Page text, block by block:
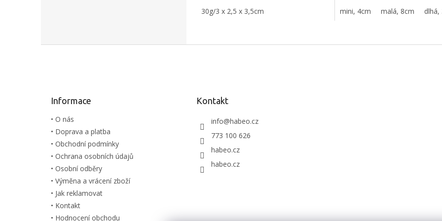
vlasec) Extra silný drát, krmítko se
30g/3 x 2,5 x 3,5cm mini, 4cm malá, 8cm dlhá,
v
Informace
• O nás
• Doprava a platba
• Obchodní podmínky
• Ochrana osobních údajů
• Osobní odběry
• Výměna a vrácení zboží
• Jak reklamovat
• Kontakt
• Hodnocení obchodu
Kontakt
info@habeo.cz
773 100 626
habeo.cz
habeo.cz